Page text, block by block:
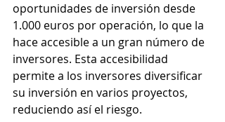
oportunidades de inversión desde
1.000 euros por operación, lo que la
hace accesible a un gran número de
inversores. Esta accesibilidad
permite a los inversores diversificar
su inversión en varios proyectos,
reduciendo así el riesgo.